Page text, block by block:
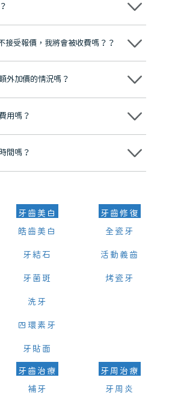
」的大學校訓，各分院匯聚來自香港、內地的
袖品牌」，是諾貝爾種植系統全球放心植牙中
家和地區的顧客，受到粵港澳大灣區及周邊城
信任推薦 珠海、深圳設有八大分院，香港亦設
有任何問題都可以隨時預約免費咨詢，讓人十
接受報價，我將會被收費嗎？？
務之前，你不會被收取任何費用。
外加價的情況嗎？
說明治療方案及對應的價錢，顧客同意並簽字
用嗎？
日匯率轉算收取費用，而匯率會及時告知客人
間嗎？
或whatsapp聯絡我們，告知我們你原本預約
牙齒美白
皓齒美白
牙結石
牙菌斑
洗牙
四環素牙
牙貼面
牙齒修復
全瓷牙
活動義齒
烤瓷牙
牙齒治療
補牙
牙周治療
牙周炎